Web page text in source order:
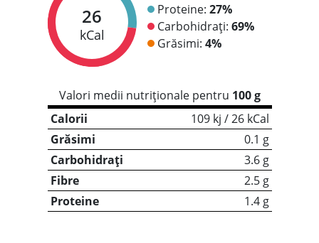
26
kCal
Proteine: 27%
Carbohidrați: 69%
Grăsimi: 4%
Valori medii nutriționale pentru 100 g
Calorii
109 kj / 26 kCal
Grăsimi
0.1 g
Carbohidrați
3.6 g
Fibre
2.5 g
Proteine
1.4 g